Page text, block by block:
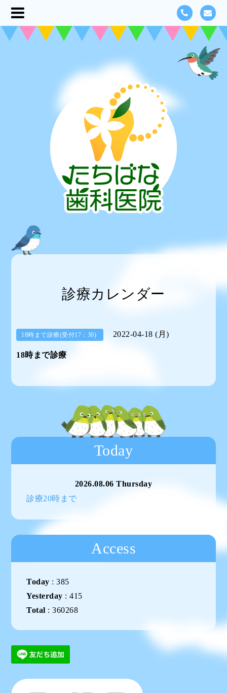
診療カレンダー
18時まで診療(受付17：30) 2022-04-18 (月)
18時まで診療
Today
2026.08.06 Thursday
診療20時まで
Access
Today :385
Yesterday :415
Total :360268